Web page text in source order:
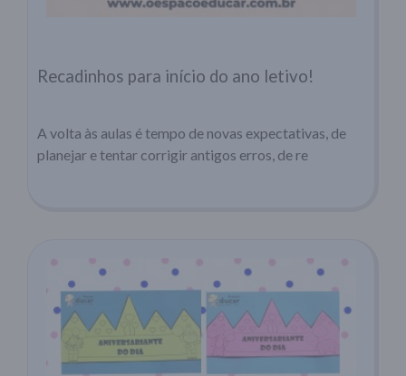
Recadinhos para início do ano letivo!
A volta às aulas é tempo de novas expectativas, de
planejar e tentar corrigir antigos erros, de re